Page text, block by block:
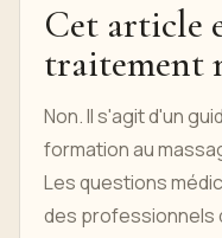
Cet article
traitement
Non. Il s'agit d'un
formation au
Les questions
des professionnels